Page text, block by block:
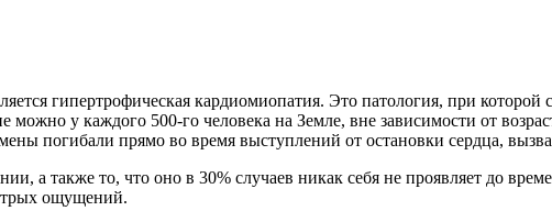
гипертрофическая кардиомиопатия. Это патология, при
можно у каждого 500-го человека на Земле, вне зависимости от
погибали прямо во время выступлений от остановки сердца,
а также то, что оно в 30% случаев никак себя не проявляет до
ощущений.